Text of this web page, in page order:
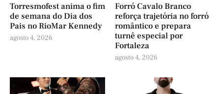
Torresmofest anima o fim
de semana do Dia dos
Pais no RioMar Kennedy
agosto 4, 2026
Forró Cavalo Branco
reforça trajetória no forró
romântico e prepara
turnê especial por
Fortaleza
agosto 4, 2026